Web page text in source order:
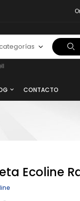
CONTACTO
Ecoline